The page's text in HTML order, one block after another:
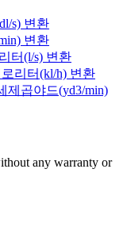
s) 변환
변환
터(l/s) 변환
리터(kl/h) 변환
제곱야드(yd3/min)
any warranty or